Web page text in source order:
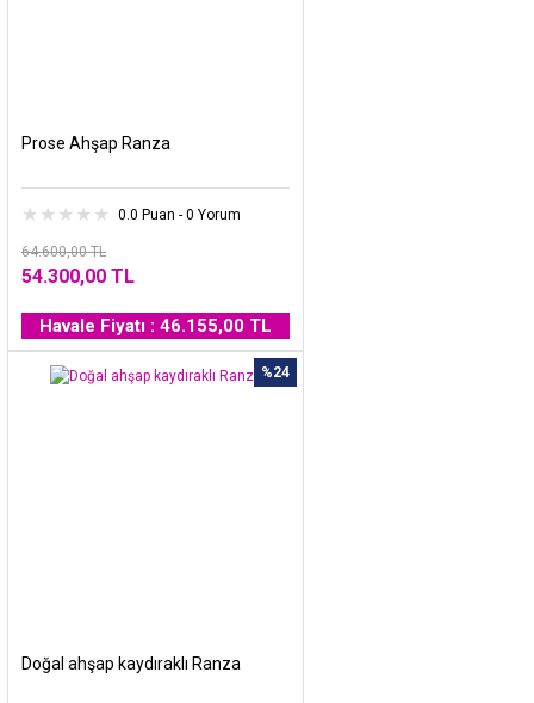
Prose Ahşap Ranza
0.0 Puan - 0 Yorum
64.600,00 TL
54.300,00 TL
Havale Fiyatı : 46.155,00 TL
%24
Doğal ahşap kaydıraklı Ranza